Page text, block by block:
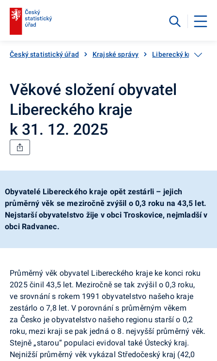
Český statistický úřad Krajské správy Liberecký kraj
Věkové složení obyvatel
Libereckého kraje
k 31. 12. 2025
Obyvatelé Libereckého kraje opět zestárli – jejich
průměrný věk se meziročně zvýšil o 0,3 roku na 43,5 let.
Nejstarší obyvatelstvo žije v obci Troskovice, nejmladší v
obci Radvanec.
Průměrný věk obyvatel Libereckého kraje ke konci roku
2025 činil 43,5 let. Meziročně se tak zvýšil o 0,3 roku,
ve srovnání s rokem 1991 obyvatelstvo našeho kraje
zestárlo o 7,8 let. V porovnání s průměrným věkem
za Česko je obyvatelstvo našeho regionu starší o 0,2
roku, mezi kraji se pak jedná o 8. nejvyšší průměrný věk.
Stejně „starou“ populaci evidoval také Ústecký kraj.
Nejnižší průměrný věk vykázal Středočeský kraj (42,0